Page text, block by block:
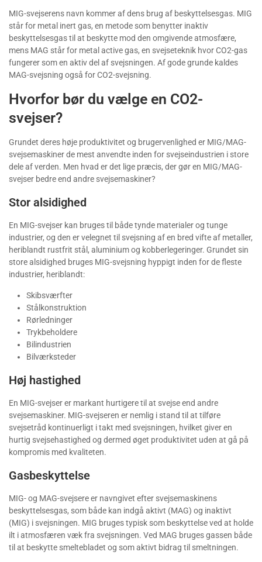
MIG-svejserens navn kommer af dens brug af beskyttelsesgas. MIG
står for metal inert gas, en metode som benytter inaktiv
beskyttelsesgas til at beskytte mod den omgivende atmosfære,
mens MAG står for metal active gas, en svejseteknik hvor CO2-gas
fungerer som en aktiv del af svejsningen. Af gode grunde kaldes
MAG-svejsning også for CO2-svejsning.
Hvorfor bør du vælge en CO2-
svejser?
Grundet deres høje produktivitet og brugervenlighed er MIG/MAG-
svejsemaskiner de mest anvendte inden for svejseindustrien i store
dele af verden. Men hvad er det lige præcis, der gør en MIG/MAG-
svejser bedre end andre svejsemaskiner?
Stor alsidighed
En MIG-svejser kan bruges til både tynde materialer og tunge
industrier, og den er velegnet til svejsning af en bred vifte af metaller,
heriblandt rustfrit stål, aluminium og kobberlegeringer. Grundet sin
store alsidighed bruges MIG-svejsning hyppigt inden for de fleste
industrier, heriblandt:
Skibsværfter
Stålkonstruktion
Rørledninger
Trykbeholdere
Bilindustrien
Bilværksteder
Høj hastighed
En MIG-svejser er markant hurtigere til at svejse end andre
svejsemaskiner. MIG-svejseren er nemlig i stand til at tilføre
svejsetråd kontinuerligt i takt med svejsningen, hvilket giver en
hurtig svejsehastighed og dermed øget produktivitet uden at gå på
kompromis med kvaliteten.
Gasbeskyttelse
MIG- og MAG-svejsere er navngivet efter svejsemaskinens
beskyttelsesgas, som både kan indgå aktivt (MAG) og inaktivt
(MIG) i svejsningen. MIG bruges typisk som beskyttelse ved at holde
ilt i atmosfæren væk fra svejsningen. Ved MAG bruges gassen både
til at beskytte smeltebladet og som aktivt bidrag til smeltningen.